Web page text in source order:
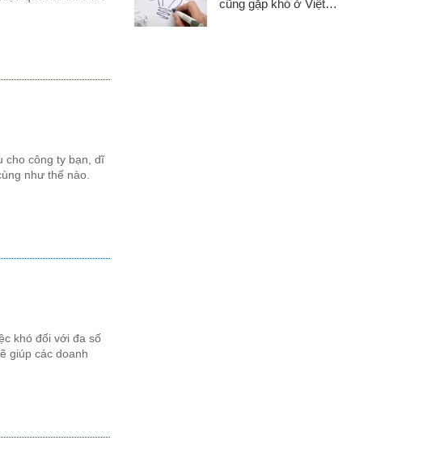
cho công ty bạn, dĩ
như thế nào.
khó đối với đa số
giúp các doanh
cũng gặp khó ở Việt